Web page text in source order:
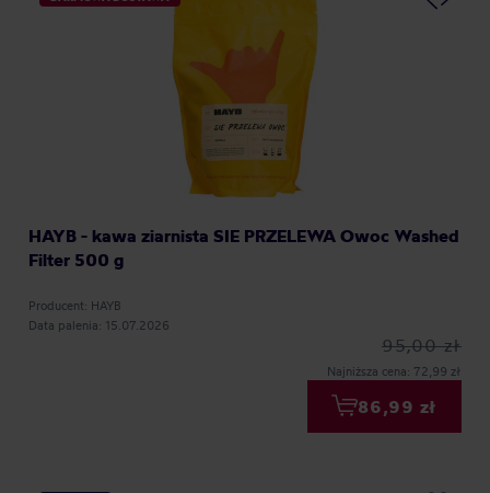
HAYB - kawa ziarnista SIE PRZELEWA Owoc Washed
Filter 500 g
Producent: HAYB
Data palenia: 15.07.2026
95,00 zł
Najniższa cena: 72,99 zł
86,99 zł